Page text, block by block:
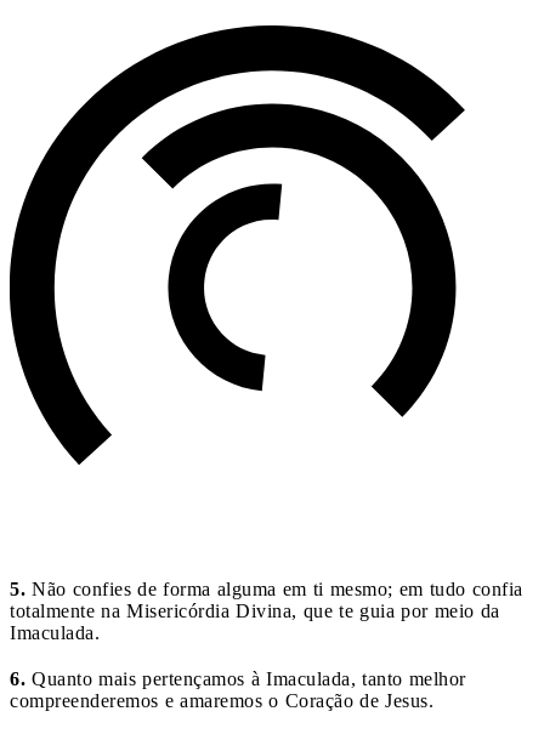
5. Não confies de forma alguma em ti mesmo; em tudo confia
totalmente na Misericórdia Divina, que te guia por meio da
Imaculada.
6. Quanto mais pertençamos à Imaculada, tanto melhor
compreenderemos e amaremos o Coração de Jesus.